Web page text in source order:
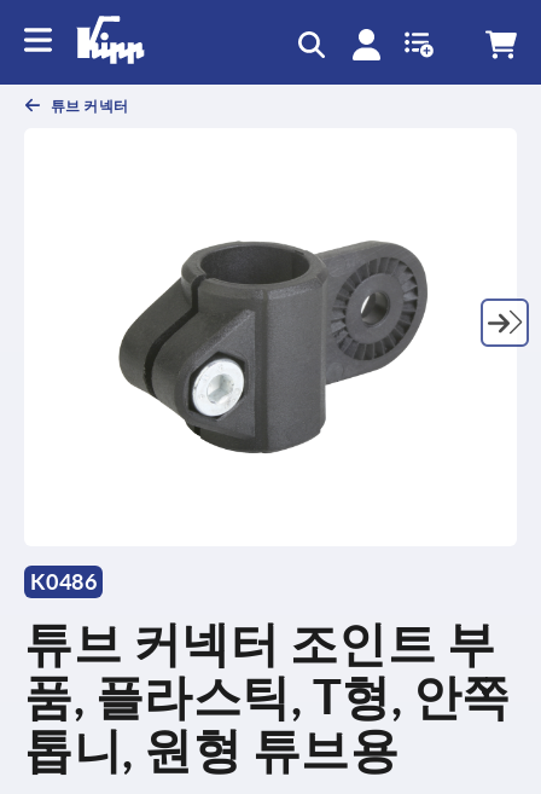
튜브 커넥터
K0486
튜브 커넥터 조인트 부
품, 플라스틱, T형, 안쪽
톱니, 원형 튜브용